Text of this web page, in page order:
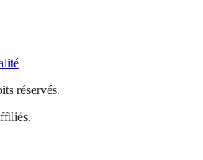
réservés.